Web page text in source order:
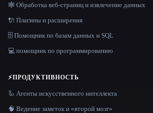
🕸️ Обработка веб-страниц и извлечение данных
🔌 Плагины и расширения
🗄️ Помощник по базам данных и SQL
💻 помощник по программированию
⚡ПРОДУКТИВНОСТЬ
🦾 Агенты искусственного интеллекта
🧠 Ведение заметок и «второй мозг»